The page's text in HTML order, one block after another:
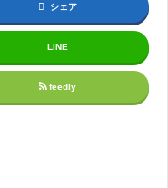
シェア
LINE
feedly